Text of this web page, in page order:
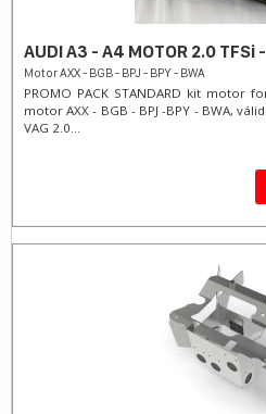
AUDI A3 - A4 MOTOR 2.0 TFSi
Motor AXX - BGB - BPJ - BPY - BWA
PROMO PACK STANDARD kit motor
motor AXX - BGB - BPJ -BPY - BWA,
VAG 2.0...